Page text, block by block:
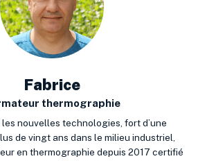
Fabrice
thermographie
nouvelles technologies, fort d’une
de vingt ans dans le milieu industriel,
en thermographie depuis 2017 certifié